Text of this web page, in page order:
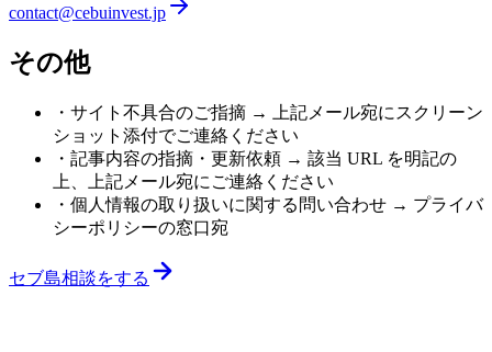
contact@cebuinvest.jp
その他
・サイト不具合のご指摘 → 上記メール宛にスクリーン
ショット添付でご連絡ください
・記事内容の指摘・更新依頼 → 該当 URL を明記の
上、上記メール宛にご連絡ください
・個人情報の取り扱いに関する問い合わせ → プライバ
シーポリシーの窓口宛
セブ島相談をする